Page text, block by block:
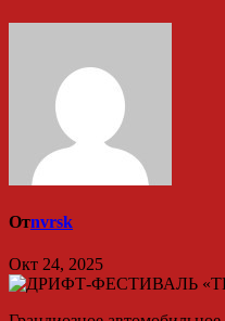
Отnvrsk
Окт 24, 2025